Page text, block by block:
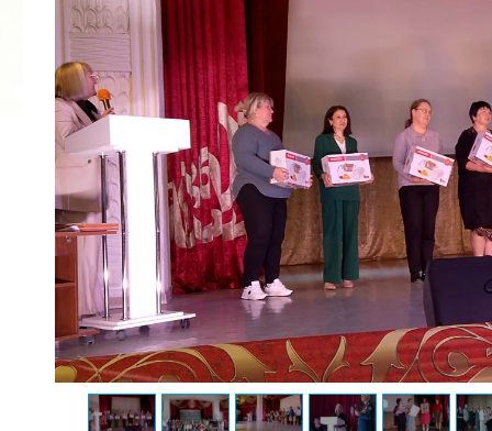
2022 ГОД ПРОВОЗГЛАШЕН ГОДОМ
МАТЕРИ В ЯКУТИИ
19.12.2021